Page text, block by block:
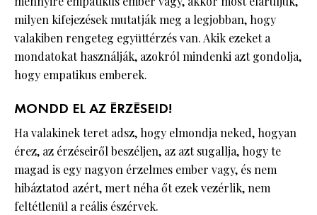
milyen kifejezések mutatják meg a legjobban, hogy
valakiben rengeteg együttérzés van. Akik ezeket a
mondatokat használják, azokról mindenki azt gondolja,
hogy empatikus emberek.
MONDD EL AZ ÉRZÉSEID!
Ha valakinek teret adsz, hogy elmondja neked, hogyan
érez, az érzéseiről beszéljen, az azt sugallja, hogy te
magad is egy nagyon érzelmes ember vagy, és nem
hibáztatod azért, mert néha őt ezek vezérlik, nem
feltétlenül a reális észérvek.